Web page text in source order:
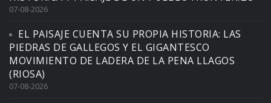
07-08-2026
EL PAISAJE CUENTA SU PROPIA HISTORIA: LAS
PIEDRAS DE GALLEGOS Y EL GIGANTESCO
MOVIMIENTO DE LADERA DE LA PENA LLAGOS
(RIOSA)
07-08-2026